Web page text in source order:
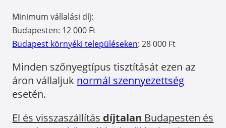
Minimum vállalási díj:
Budapesten: 12 000 Ft
Budapest környéki településeken: 28 000 Ft
Minden szőnyegtípus tisztítását ezen az
áron vállaljuk normál szennyezettség
esetén.
El és visszaszállítás díjtalan Budapesten és